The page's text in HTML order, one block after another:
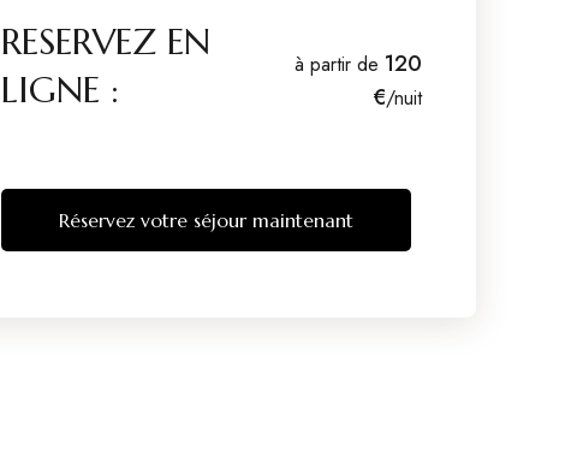
RESERVEZ EN
LIGNE :
à partir de 120
€/nuit
Réservez votre séjour maintenant